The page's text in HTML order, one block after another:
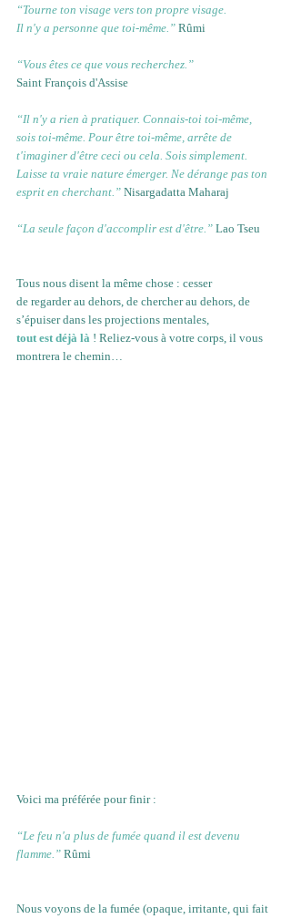
“Tourne ton visage vers ton propre visage.
Il n'y a personne que toi-même.” Rûmi
“Vous êtes ce que vous recherchez.”
Saint François d'Assise
“Il n'y a rien à pratiquer. Connais-toi toi-même,
sois toi-même. Pour être toi-même, arrête de
t'imaginer d'être ceci ou cela. Sois simplement.
Laisse ta vraie nature émerger. Ne dérange pas ton
esprit en cherchant.” Nisargadatta Maharaj
“La seule façon d'accomplir est d'être.” Lao Tseu
Tous nous disent la même chose : cesser
de regarder au dehors, de chercher au dehors, de
s’épuiser dans les projections mentales,
tout est déjà là ! Reliez-vous à votre corps, il vous
montrera le chemin…
Voici ma préférée pour finir :
“Le feu n'a plus de fumée quand il est devenu
flamme.” Rûmi
Nous voyons de la fumée (opaque, irritante, qui fait